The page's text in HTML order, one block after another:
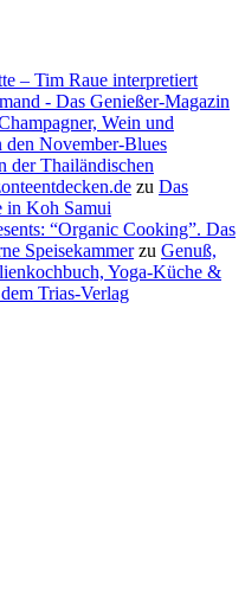
– Tim Raue interpretiert
- Das Genießer-Magazin
Wein und
den November-Blues
der Thailändischen
zu Das
in Koh Samui
“Organic Cooking”. Das
Speisekammerzu Genuß,
Yoga-Küche &
Trias-Verlag